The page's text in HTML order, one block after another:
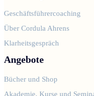
Geschäftsführercoaching
Über Cordula Ahrens
Klarheitsgespräch
Angebote
Bücher und Shop
Akademie, Kurse und